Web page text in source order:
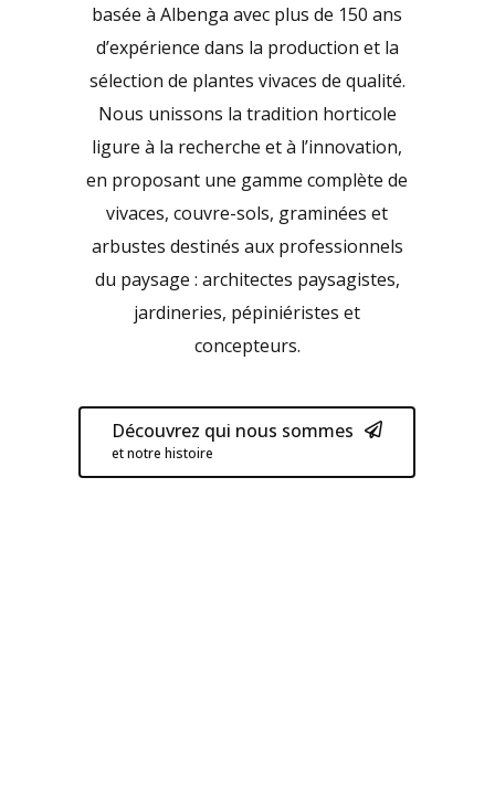
basée à Albenga avec plus de 150 ans
d’expérience dans la production et la
sélection de plantes vivaces de qualité.
Nous unissons la tradition horticole
ligure à la recherche et à l’innovation,
en proposant une gamme complète de
vivaces, couvre-sols, graminées et
arbustes destinés aux professionnels
du paysage : architectes paysagistes,
jardineries, pépiniéristes et
concepteurs.
Découvrez qui nous sommes
et notre histoire